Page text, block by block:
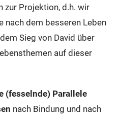
zur Projektion, d.h. wir
nach dem besseren Leben
Sieg von David über
auf dieser
(fesselnde) Parallele
nach Bindung und nach